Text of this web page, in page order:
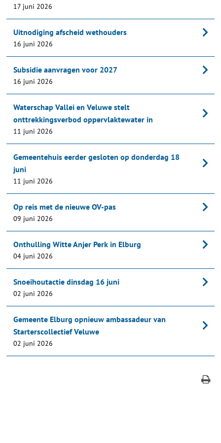
17 juni 2026
Uitnodiging afscheid wethouders
16 juni 2026
Subsidie aanvragen voor 2027
16 juni 2026
Waterschap Vallei en Veluwe stelt
onttrekkingsverbod oppervlaktewater in​
11 juni 2026
Gemeentehuis eerder gesloten op donderdag 18
juni
11 juni 2026
Op reis met de nieuwe OV-pas
09 juni 2026
Onthulling Witte Anjer Perk in Elburg
04 juni 2026
Snoeihoutactie dinsdag 16 juni
02 juni 2026
Gemeente Elburg opnieuw ambassadeur van
Starterscollectief Veluwe
02 juni 2026